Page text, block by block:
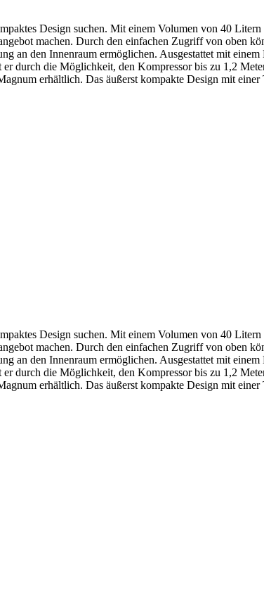
Design suchen. Mit einem Volumen von 40
machen. Durch den einfachen Zugriff von oben
an den Innenraum ermöglichen. Ausgestattet mit
durch die Möglichkeit, den Kompressor bis zu 1,2
erhältlich. Das äußerst kompakte Design mit
Design suchen. Mit einem Volumen von 40
machen. Durch den einfachen Zugriff von oben
an den Innenraum ermöglichen. Ausgestattet mit
durch die Möglichkeit, den Kompressor bis zu 1,2
erhältlich. Das äußerst kompakte Design mit